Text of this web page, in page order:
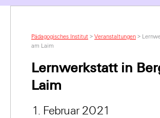
Pädagogisches Institut > Veranstaltungen >
am Laim
Lernwerkstatt in
Laim
1. Februar 2021